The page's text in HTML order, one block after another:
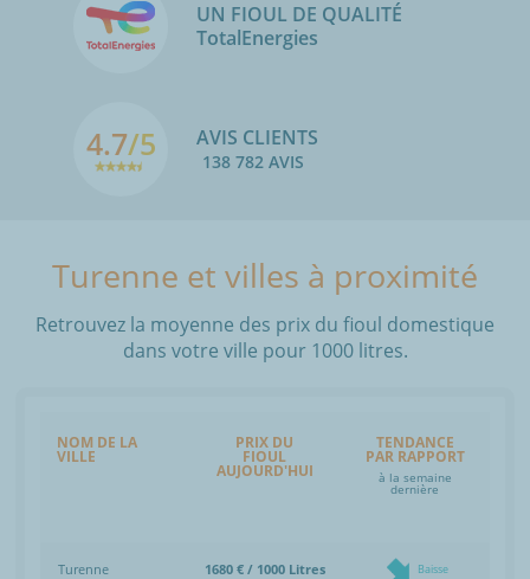
UN FIOUL DE QUALITÉ
TotalEnergies
4.7/5 AVIS CLIENTS
138 782 AVIS
Turenne et villes à proximité
Retrouvez la moyenne des prix du fioul domestique
dans votre ville pour 1000 litres.
NOM DE LA
VILLE
PRIX DU
FIOUL
AUJOURD'HUI
TENDANCE
PAR RAPPORT
à la semaine
dernière
Turenne 1680 € / 1000 Litres Baisse